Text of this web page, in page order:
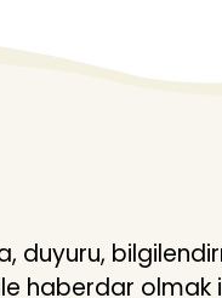
duyuru,
haberdar olmak